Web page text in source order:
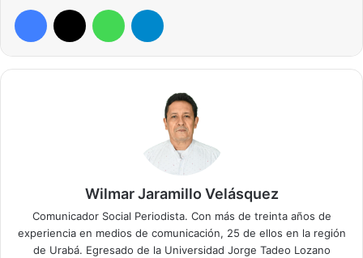
Facebook WhatsApp
Wilmar Jaramillo Velásquez
Comunicador Social Periodista. Con más de treinta años de
experiencia en medios de comunicación, 25 de ellos en la región
de Urabá. Egresado de la Universidad Jorge Tadeo Lozano